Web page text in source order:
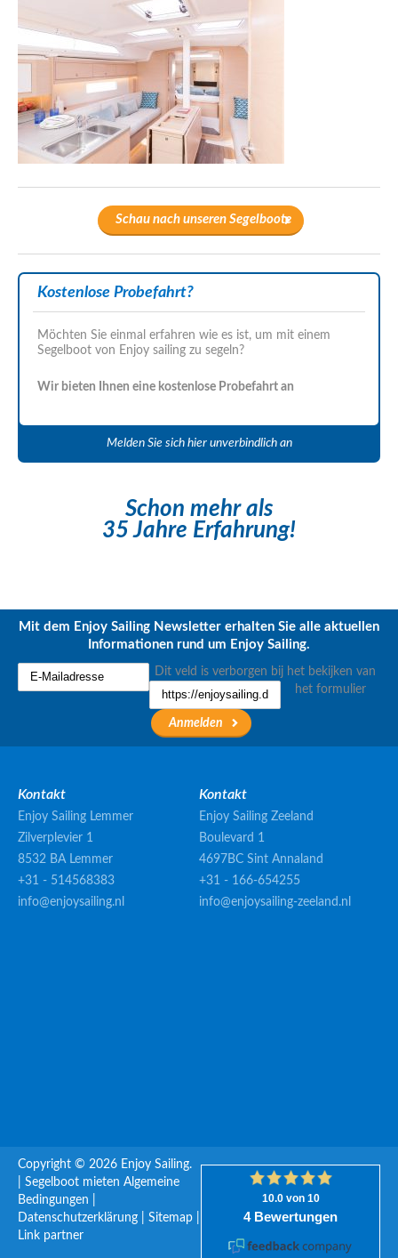
Schau nach unseren Segelboote
Kostenlose Probefahrt?
Möchten Sie einmal erfahren wie es ist, um mit einem
Segelboot von Enjoy sailing zu segeln?
Wir bieten Ihnen eine kostenlose Probefahrt an
Melden Sie sich hier unverbindlich an
Schon mehr als
35 Jahre Erfahrung!
Mit dem Enjoy Sailing Newsletter erhalten Sie alle aktuellen
Informationen rund um Enjoy Sailing.
Dit veld is verborgen bij het bekijken van
het formulier
Kontakt
Enjoy Sailing Lemmer
Zilverplevier 1
8532 BA Lemmer
+31 - 514568383
info@enjoysailing.nl
Kontakt
Enjoy Sailing Zeeland
Boulevard 1
4697BC Sint Annaland
+31 - 166-654255
info@enjoysailing-zeeland.nl
Copyright © 2026 Enjoy Sailing.
Segelboot mieten Algemeine
Bedingungen
Datenschutzerklärung
Sitemap
Link partner